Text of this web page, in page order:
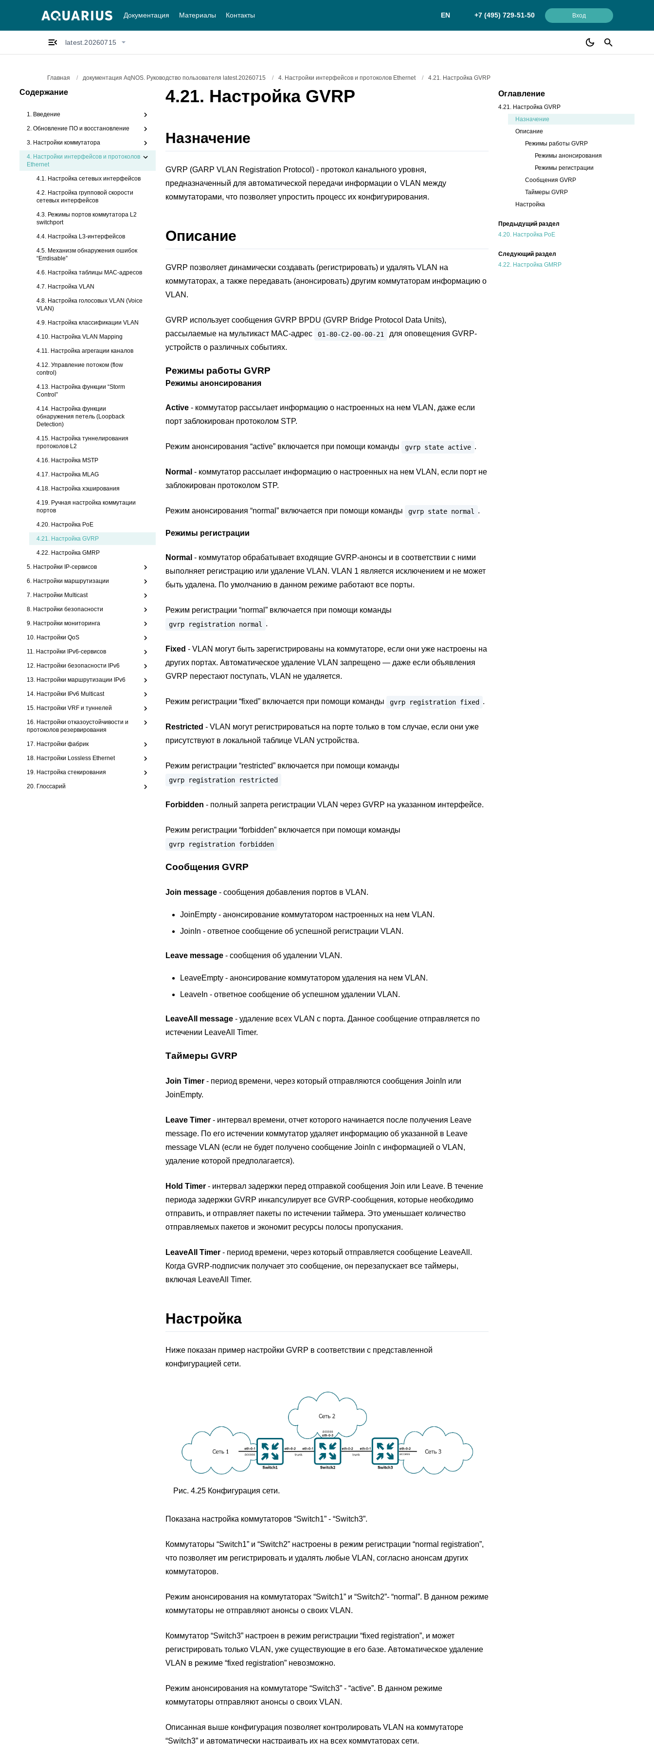
Документация Материалы Контакты EN +7 (495) 729-51-50 Вход
latest.20260715
Главная / документация AqNOS. Руководство пользователя latest.20260715 / 4. Настройки интерфейсов и протоколов Ethernet / 4.21. Настройка GVRP
Содержание
1. Введение
2. Обновление ПО и восстановление
3. Настройки коммутатора
4. Настройки интерфейсов и протоколов
Ethernet
4.1. Настройка сетевых интерфейсов
4.2. Настройка групповой скорости
сетевых интерфейсов
4.3. Режимы портов коммутатора L2
switchport
4.4. Настройка L3-интерфейсов
4.5. Механизм обнаружения ошибок
“Errdisable”
4.6. Настройка таблицы MAC-адресов
4.7. Настройка VLAN
4.8. Настройка голосовых VLAN (Voice
VLAN)
4.9. Настройка классификации VLAN
4.10. Настройка VLAN Mapping
4.11. Настройка агрегации каналов
4.12. Управление потоком (flow
control)
4.13. Настройка функции “Storm
Control”
4.14. Настройка функции
обнаружения петель (Loopback
Detection)
4.15. Настройка туннелирования
протоколов L2
4.16. Настройка MSTP
4.17. Настройка MLAG
4.18. Настройка хэширования
4.19. Ручная настройка коммутации
портов
4.20. Настройка PoE
4.21. Настройка GVRP
4.22. Настройка GMRP
5. Настройки IP-сервисов
6. Настройки маршрутизации
7. Настройки Multicast
8. Настройки безопасности
9. Настройки мониторинга
10. Настройки QoS
11. Настройки IPv6-сервисов
12. Настройки безопасности IPv6
13. Настройки маршрутизации IPv6
14. Настройки IPv6 Multicast
15. Настройки VRF и туннелей
16. Настройки отказоустойчивости и
протоколов резервирования
17. Настройки фабрик
18. Настройки Lossless Ethernet
19. Настройка стекирования
20. Глоссарий
4.21. Настройка GVRP
Назначение
GVRP (GARP VLAN Registration Protocol) - протокол канального уровня,
предназначенный для автоматической передачи информации о VLAN между
коммутаторами, что позволяет упростить процесс их конфигурирования.
Описание
GVRP позволяет динамически создавать (регистрировать) и удалять VLAN на
коммутаторах, а также передавать (анонсировать) другим коммутаторам информацию о
VLAN.
GVRP использует сообщения GVRP BPDU (GVRP Bridge Protocol Data Units),
рассылаемые на мультикаст МАС-адрес
01-80-C2-00-00-21
для оповещения GVRP-
устройств о различных событиях.
Режимы работы GVRP
Режимы анонсирования
Active - коммутатор рассылает информацию о настроенных на нем VLAN, даже если
порт заблокирован протоколом STP.
Режим анонсирования “active” включается при помощи команды gvrp state active .
Normal - коммутатор рассылает информацию о настроенных на нем VLAN, если порт не
заблокирован протоколом STP.
Режим анонсирования “normal” включается при помощи команды gvrp state normal .
Режимы регистрации
Normal - коммутатор обрабатывает входящие GVRP-анонсы и в соответствии с ними
выполняет регистрацию или удаление VLAN. VLAN 1 является исключением и не может
быть удалена. По умолчанию в данном режиме работают все порты.
Режим регистрации “normal” включается при помощи команды
gvrp registration normal .
Fixed - VLAN могут быть зарегистрированы на коммутаторе, если они уже настроены на
других портах. Автоматическое удаление VLAN запрещено — даже если объявления
GVRP перестают поступать, VLAN не удаляется.
Режим регистрации “fixed” включается при помощи команды gvrp registration fixed .
Restricted - VLAN могут регистрироваться на порте только в том случае, если они уже
присутствуют в локальной таблице VLAN устройства.
Режим регистрации “restricted” включается при помощи команды
gvrp registration restricted
Forbidden - полный запрета регистрации VLAN через GVRP на указанном интерфейсе.
Режим регистрации “forbidden” включается при помощи команды
gvrp registration forbidden
Сообщения GVRP
Join message - сообщения добавления портов в VLAN.
JoinEmpty - анонсирование коммутатором настроенных на нем VLAN.
JoinIn - ответное сообщение об успешной регистрации VLAN.
Leave message - сообщения об удалении VLAN.
LeaveEmpty - анонсирование коммутатором удаления на нем VLAN.
LeaveIn - ответное сообщение об успешном удалении VLAN.
LeaveAll message - удаление всех VLAN с порта. Данное сообщение отправляется по
истечении LeaveAll Timer.
Таймеры GVRP
Join Timer - период времени, через который отправляются сообщения JoinIn или
JoinEmpty.
Leave Timer - интервал времени, отчет которого начинается после получения Leave
message. По его истечении коммутатор удаляет информацию об указанной в Leave
message VLAN (если не будет получено сообщение JoinIn с информацией о VLAN,
удаление которой предполагается).
Hold Timer - интервал задержки перед отправкой сообщения Join или Leave. В течение
периода задержки GVRP инкапсулирует все GVRP-сообщения, которые необходимо
отправить, и отправляет пакеты по истечении таймера. Это уменьшает количество
отправляемых пакетов и экономит ресурсы полосы пропускания.
LeaveAll Timer - период времени, через который отправляется сообщение LeaveAll.
Когда GVRP-подписчик получает это сообщение, он перезапускает все таймеры,
включая LeaveAll Timer.
Настройка
Ниже показан пример настройки GVRP в соответствии с представленной
конфигурацией сети.
Рис. 4.25 Конфигурация сети.
Показана настройка коммутаторов “Switch1” - “Switch3”.
Коммутаторы “Switch1” и “Switch2” настроены в режим регистрации “normal registration”,
что позволяет им регистрировать и удалять любые VLAN, согласно анонсам других
коммутаторов.
Режим анонсирования на коммутаторах “Switch1” и “Switch2”- “normal”. В данном режиме
коммутаторы не отправляют анонсы о своих VLAN.
Коммутатор “Switch3” настроен в режим регистрации “fixed registration”, и может
регистрировать только VLAN, уже существующие в его базе. Автоматическое удаление
VLAN в режиме “fixed registration” невозможно.
Режим анонсирования на коммутаторе “Switch3” - “active”. В данном режиме
коммутаторы отправляют анонсы о своих VLAN.
Описанная выше конфигурация позволяет контролировать VLAN на коммутаторе
“Switch3” и автоматически настраивать их на всех коммутаторах сети.
Оглавление
4.21. Настройка GVRP
Назначение
Описание
Режимы работы GVRP
Режимы анонсирования
Режимы регистрации
Сообщения GVRP
Таймеры GVRP
Настройка
Предыдущий раздел
4.20. Настройка PoE
Следующий раздел
4.22. Настройка GMRP